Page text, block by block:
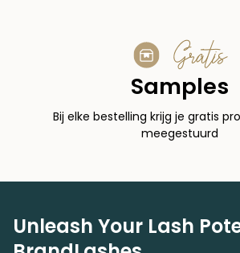
Gratis
Samples
Bij elke bestelling krijg je gratis
meegestuurd
Unleash Your Lash